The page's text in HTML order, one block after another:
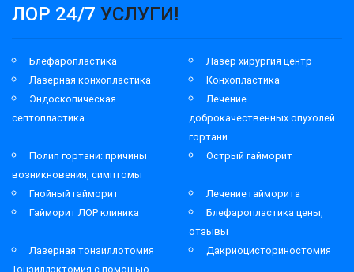
ЛОР 24/7 УСЛУГИ!
Блефаропластика
Лазер хирургия центр
Лазерная конхопластика
Конхопластика
Эндоскопическая
септопластика
Лечение
доброкачественных опухолей
гортани
Полип гортани: причины
возникновения, симптомы
Острый гайморит
Гнойный гайморит
Лечение гайморита
Гайморит ЛОР клиника
Блефаропластика цены,
отзывы
Лазерная тонзиллотомия
Тонзиллэктомия с помощью
Дакриоцисториностомия